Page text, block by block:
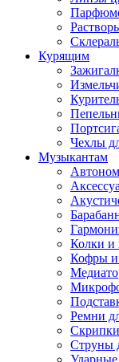
Курящим
Чехлы
Музыкантам
Колки и
Кофры и
Ремни
Скрипки
Струны